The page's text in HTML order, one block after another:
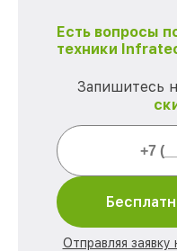
Есть вопросы
техники
Запишитесь
Отправляя